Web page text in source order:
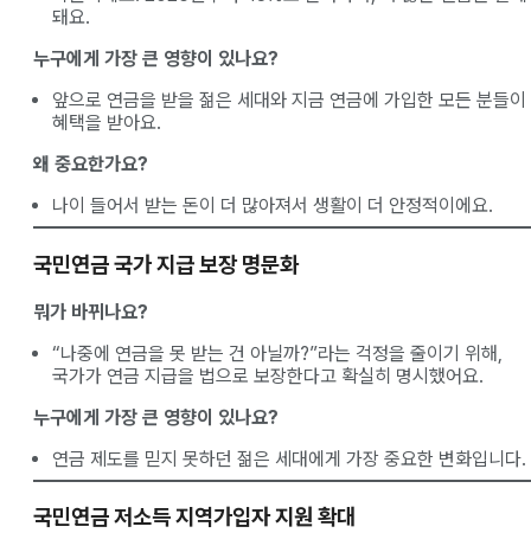
돼요.
누구에게 가장 큰 영향이 있나요?
앞으로 연금을 받을 젊은 세대와 지금 연금에 가입한 모든 분들이
혜택을 받아요.
왜 중요한가요?
나이 들어서 받는 돈이 더 많아져서 생활이 더 안정적이에요.
국민연금 국가 지급 보장 명문화
뭐가 바뀌나요?
“나중에 연금을 못 받는 건 아닐까?”라는 걱정을 줄이기 위해,
국가가 연금 지급을 법으로 보장한다고 확실히 명시했어요.
누구에게 가장 큰 영향이 있나요?
연금 제도를 믿지 못하던 젊은 세대에게 가장 중요한 변화입니다.
국민연금 저소득 지역가입자 지원 확대